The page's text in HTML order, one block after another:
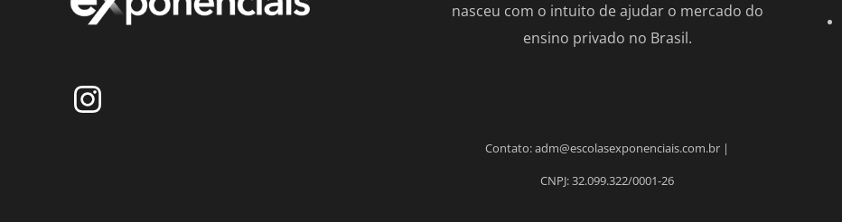
nasceu com o intuito de ajudar o mercado do
ensino privado no Brasil.
Contato: adm@escolasexponenciais.com.br |
CNPJ: 32.099.322/0001-26